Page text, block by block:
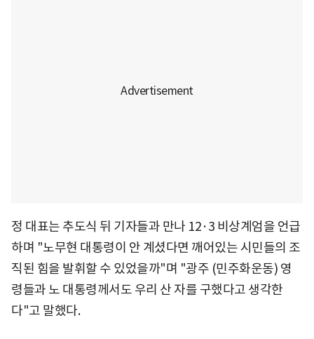
정 대표는 추도식 뒤 기자들과 만나 12·3 비상계엄을 언급
하며 "노무현 대통령이 안 계셨다면 깨어있는 시민들의 조
직된 힘을 발휘할 수 있었을까"며 "광주 (민주화운동) 영
령들과 노 대통령께서도 우리 산 자를 구했다고 생각한
다"고 말했다.